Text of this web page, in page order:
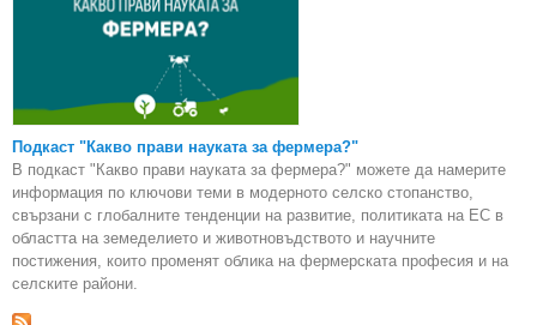
Подкаст "Какво прави науката за фермера?"
В подкаст "Какво прави науката за фермера?" можете да намерите
информация по ключови теми в модерното селско стопанство,
свързани с глобалните тенденции на развитие, политиката на ЕС в
областта на земеделието и животновъдството и научните
постижения, които променят облика на фермерската професия и на
селските райони.